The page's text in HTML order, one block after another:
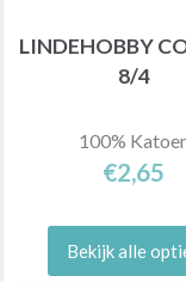
LINDEHOBBY
8/4
100%
€2,65
Bekijk alle